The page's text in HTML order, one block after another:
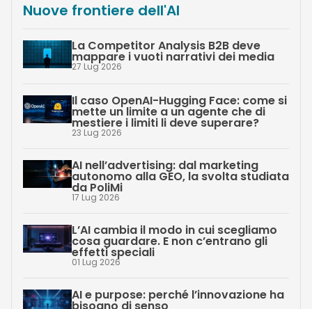
Nuove frontiere dell'AI
La Competitor Analysis B2B deve
mappare i vuoti narrativi dei media
27 Lug 2026
Il caso OpenAI-Hugging Face: come si
mette un limite a un agente che di
mestiere i limiti li deve superare?
23 Lug 2026
AI nell’advertising: dal marketing
autonomo alla GEO, la svolta studiata
da PoliMi
17 Lug 2026
L’AI cambia il modo in cui scegliamo
cosa guardare. E non c’entrano gli
effetti speciali
01 Lug 2026
AI e purpose: perché l’innovazione ha